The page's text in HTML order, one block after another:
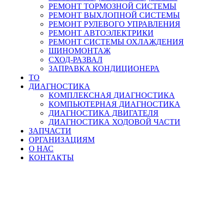
РЕМОНТ ТОРМОЗНОЙ СИСТЕМЫ
РЕМОНТ ВЫХЛОПНОЙ СИСТЕМЫ
РЕМОНТ РУЛЕВОГО УПРАВЛЕНИЯ
РЕМОНТ АВТОЭЛЕКТРИКИ
РЕМОНТ СИСТЕМЫ ОХЛАЖДЕНИЯ
ШИНОМОНТАЖ
СХОД-РАЗВАЛ
ЗАПРАВКА КОНДИЦИОНЕРА
ТО
ДИАГНОСТИКА
КОМПЛЕКСНАЯ ДИАГНОСТИКА
КОМПЬЮТЕРНАЯ ДИАГНОСТИКА
ДИАГНОСТИКА ДВИГАТЕЛЯ
ДИАГНОСТИКА ХОДОВОЙ ЧАСТИ
ЗАПЧАСТИ
ОРГАНИЗАЦИЯМ
О НАС
КОНТАКТЫ